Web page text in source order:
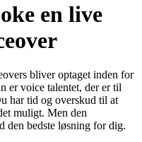
en live
bliver optaget inden for
er voice talentet, der er til
har tid og overskud til at
muligt. Men den
den bedste løsning for dig.